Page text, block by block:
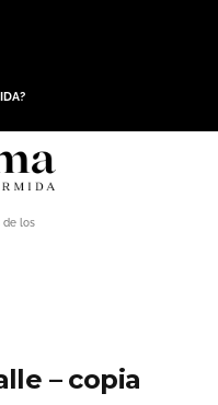
de los
– copia